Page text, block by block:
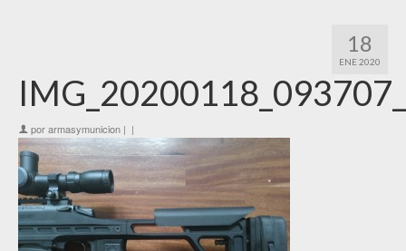
18
ENE 2020
porarmasymunicion | |